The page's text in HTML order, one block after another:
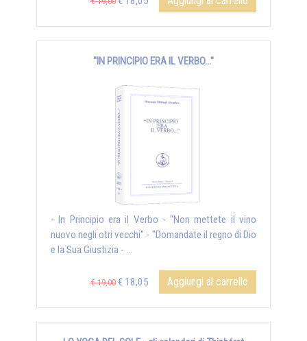
"IN PRINCIPIO ERA IL VERBO..."
- In Principio era il Verbo - "Non mettete il vino
nuovo negli otri vecchi" - "Domandate il regno di Dio
e la Sua Giustizia - ...
€ 19,00 € 18,05 Aggiungi al carrello